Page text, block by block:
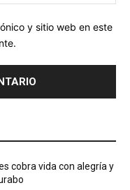
y sitio web en este
cobra vida con alegría y